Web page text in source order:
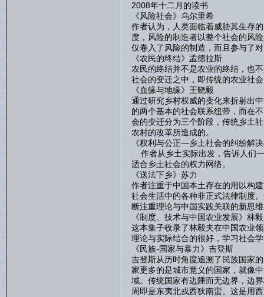
2008年十二月的读书
《风险社会》乌尔里希
作者认为，人类面临着威胁其生存
度，风险的制造者以整个社会的风
仅卷入了风险的制造，而且参与了
《农民的终结》孟德拉斯
农民的终结并不是农业的终结，也
社会的变迁之中，即传统的农业社
《血缘与地缘》王晓毅
通过研究乡村权威的变化来折射出
的两个基本的社会联系纽带，而在
会的变迁分为三个阶段，传统乡土
农村的改革所造成的。
《权利与公正—乡土社会的纠纷解
作者从乡土实际出发，告诉人们
适合乡土社会的权力网络。
《送法下乡》苏力
作者注重于中国本土存在的用以构
社会生活中的各种非正式法律制度
断注重理论与中国实践关联的新思
《制度、技术与中国农业发展》林
这本集子收录了林毅夫在中国农业
理论与实际结合的很好，学习社会
《民族-国家与暴力》吉登斯
吉登斯从历时角度追溯了民族国家
家更多的是城市意义的国家，就像
域。传统国家有边陲而无边界，边
周即是东夷北戎西狄南蛮。这是用